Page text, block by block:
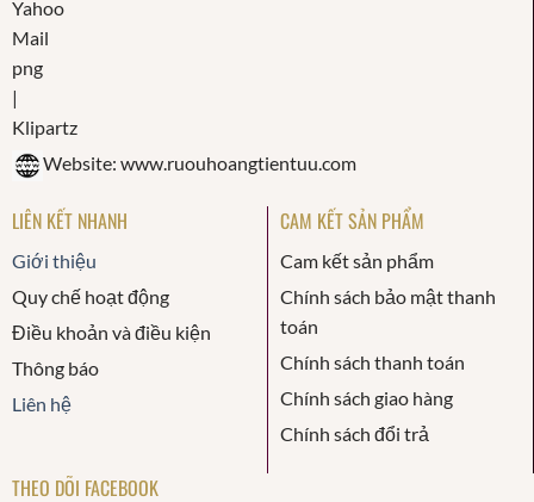
Website: www.ruouhoangtientuu.com
LIÊN KẾT NHANH
Giới thiệu
Quy chế hoạt động
Điều khoản và điều kiện
Thông báo
Liên hệ
CAM KẾT SẢN PHẨM
Cam kết sản phẩm
Chính sách bảo mật thanh
toán
Chính sách thanh toán
Chính sách giao hàng
Chính sách đổi trả
THEO DÕI FACEBOOK